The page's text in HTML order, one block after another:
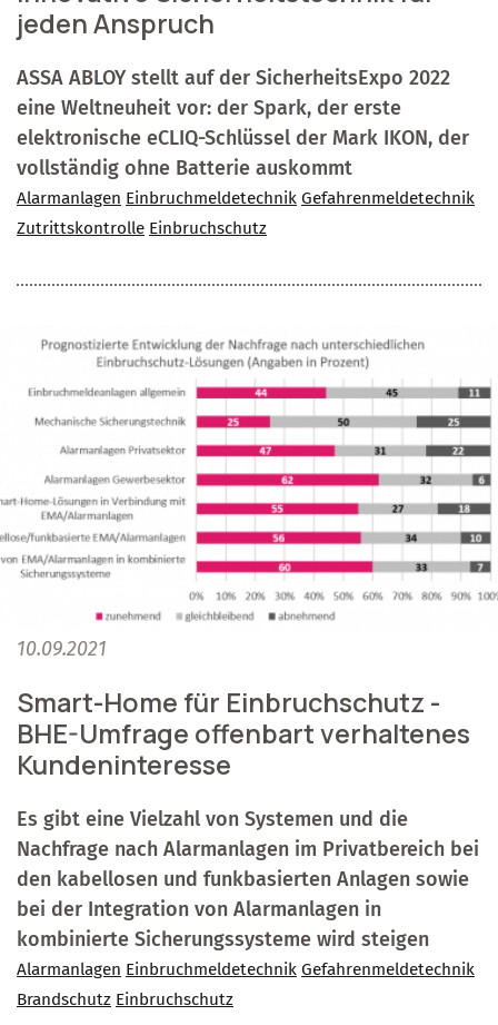
jeden Anspruch
ASSA ABLOY stellt auf der SicherheitsExpo 2022
eine Weltneuheit vor: der Spark, der erste
elektronische eCLIQ-Schlüssel der Mark IKON, der
vollständig ohne Batterie auskommt
Alarmanlagen Einbruchmeldetechnik Gefahrenmeldetechnik
Zutrittskontrolle Einbruchschutz
10.09.2021
Smart-Home für Einbruchschutz -
BHE-Umfrage offenbart verhaltenes
Kundeninteresse
Es gibt eine Vielzahl von Systemen und die
Nachfrage nach Alarmanlagen im Privatbereich bei
den kabellosen und funkbasierten Anlagen sowie
bei der Integration von Alarmanlagen in
kombinierte Sicherungssysteme wird steigen
Alarmanlagen Einbruchmeldetechnik Gefahrenmeldetechnik
Brandschutz Einbruchschutz